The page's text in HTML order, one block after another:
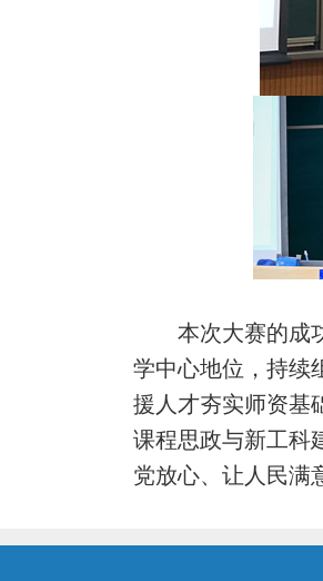
本次大赛的成
学中心地位，持续
援人才夯实师资基
课程思政与新工科
党放心、让人民满